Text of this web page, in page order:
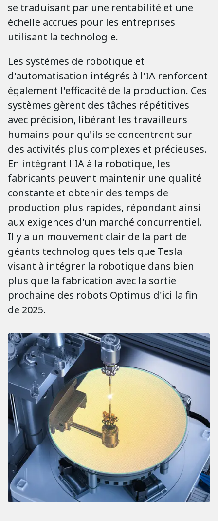
se traduisant par une rentabilité et une
échelle accrues pour les entreprises
utilisant la technologie.
Les systèmes de robotique et
d'automatisation intégrés à l'IA renforcent
également l'efficacité de la production. Ces
systèmes gèrent des tâches répétitives
avec précision, libérant les travailleurs
humains pour qu'ils se concentrent sur
des activités plus complexes et précieuses.
En intégrant l'IA à la robotique, les
fabricants peuvent maintenir une qualité
constante et obtenir des temps de
production plus rapides, répondant ainsi
aux exigences d'un marché concurrentiel.
Il y a un mouvement clair de la part de
géants technologiques tels que Tesla
visant à intégrer la robotique dans bien
plus que la fabrication avec la sortie
prochaine des robots Optimus d'ici la fin
de 2025.